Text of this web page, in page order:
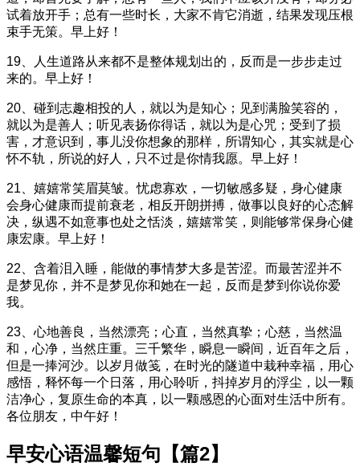
试着放开手；总有一些时长，大家不肯它消逝，结果发现压根
束手无策。早上好！
19、人生道路从来都不是整体规划出的，反而是一步步走过
来的。早上好！
20、碰到志趣相投的人，就以为是知心；见到满脸笑容的，
就以为是善人；听见表扬你得话，就以为是心咒；受到了损
害，才意识到，事儿没你想象的那样，所谓知心，其实就是心
怀不轨，所说的好人，只不过是你情我愿。早上好！
21、嬉嬉常笑眉莫皱。忧虑寡欢，一切敏感多疑，身心健康
会身心健康而提前衰老，相反开朗拼搏，做事以良好的心态解
决，纵遇不如意事也处之恬淡，嬉嬉常笑，则能够常保身心健
康宏康。早上好！
22、含着泪入睡，能做的事情梦大多是苦涩。而最苦涩并不
是梦见你，并不是梦见你和她在一起，反而是梦到你说你爱
我。
23、心地善良，当然漂亮；心直，当然真挚；心慈，当然温
和，心净，当然庄重。三千繁华，瞬息一瞬间，近百年之后，
但是一捧河沙。以岁月做笺，在时光的隧道中栽种幸福，用心
感悟，释怀每一个日落，用心聆听，抖掉岁月的浮尘，以一颗
洁净心，复原生命的本真，以一颗感恩的心面对生活中所有。
各位朋友，中午好！
早安心语温馨短句【篇2】